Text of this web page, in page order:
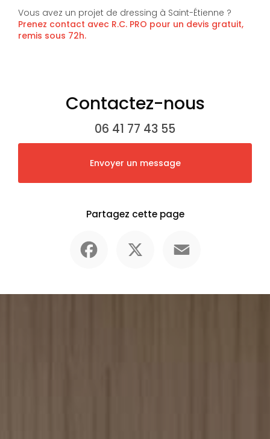
Vous avez un projet de dressing à Saint-Étienne ?
Prenez contact avec R.C. PRO pour un devis gratuit,
remis sous 72h.
Contactez-nous
06 41 77 43 55
Envoyer un message
Partagez cette page